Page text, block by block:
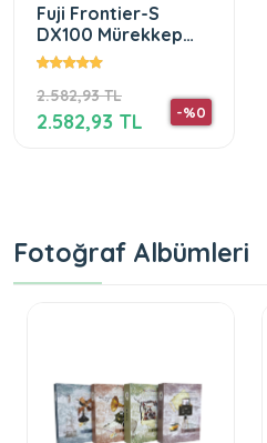
Fuji Frontier-S
DX100 Mürekkep
Kartuş – Pink
2.582,93 TL
-%0
2.582,93 TL
Fotoğraf Albümleri